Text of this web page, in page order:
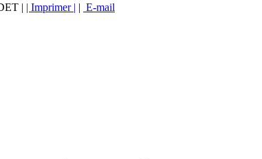
| | Imprimer | | E-mail